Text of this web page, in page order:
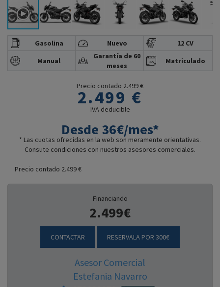
Gasolina Nuevo
12 CV
Manual
Garantía de 60
meses
Matriculado
Precio contado 2.499 €
2.499 €
IVA deducible
Desde 36€/mes*
* Las cuotas ofrecidas en la web son meramente orientativas.
Consute condiciones con nuestros asesores comerciales.
Precio contado 2.499 €
Financiando
2.499€
CONTACTAR RESERVALA POR 300€
Asesor Comercial
Estefania Navarro